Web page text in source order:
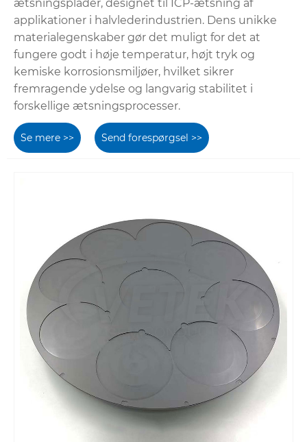
ætsningsplader, designet til ICP-ætsning af
applikationer i halvlederindustrien. Dens unikke
materialegenskaber gør det muligt for det at
fungere godt i høje temperatur, højt tryk og
kemiske korrosionsmiljøer, hvilket sikrer
fremragende ydelse og langvarig stabilitet i
forskellige ætsningsprocesser.
Se mere >> Send forespørgsel >>